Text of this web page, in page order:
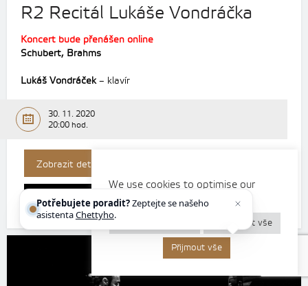
R2 Recitál Lukáše Vondráčka
Koncert bude přenášen online
Schubert, Brahms
Lukáš Vondráček– klavír
30. 11. 2020
20:00 hod.
Zobrazit detail
Program koncertu
We use cookies to optimise our
website and our services.
Odmítnout vše
Přijmout vše
Potřebujete poradit?Zeptejte se našeho
asistentaChettyho.